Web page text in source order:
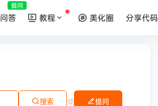
问答
提问
教程 美化圈 分享代码
搜索 或 提问